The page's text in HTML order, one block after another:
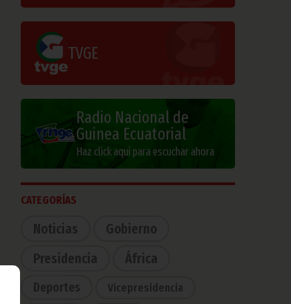
TVGE
Radio Nacional de
Guinea Ecuatorial
Haz click aquí para escuchar ahora
CATEGORÍAS
Noticias
Gobierno
Presidencia
África
Deportes Vicepresidencia